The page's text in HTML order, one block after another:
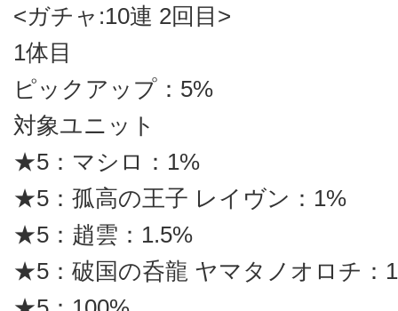
<ガチャ:10連 2回目>
1体目
ピックアップ：5%
対象ユニット
★5：マシロ：1%
★5：孤高の王子 レイヴン：1%
★5：趙雲：1.5%
★5：破国の呑龍 ヤマタノオロチ：